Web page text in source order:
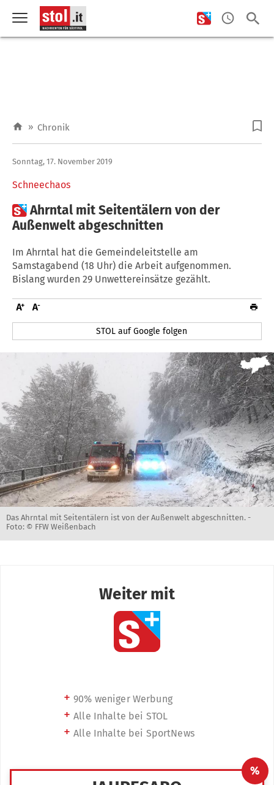
» Chronik
Schneechaos
Sonntag, 17. November 2019
Ahrntal mit Seitentälern von der
Außenwelt abgeschnitten
Im Ahrntal hat die Gemeindeleitstelle am
Samstagabend (18 Uhr) die Arbeit aufgenommen.
Bislang wurden 29 Unwettereinsätze gezählt.
STOL auf Google folgen
Das Ahrntal mit Seitentälern ist von der Außenwelt abgeschnitten. -
Foto: © FFW Weißenbach